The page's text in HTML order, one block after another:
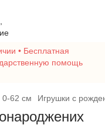
• Бесплатная
помощь
62 см Игрушки с